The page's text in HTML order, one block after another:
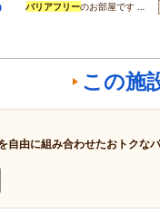
バリアフリーのお部屋です …
この施
自由に組み合わせたおトクな